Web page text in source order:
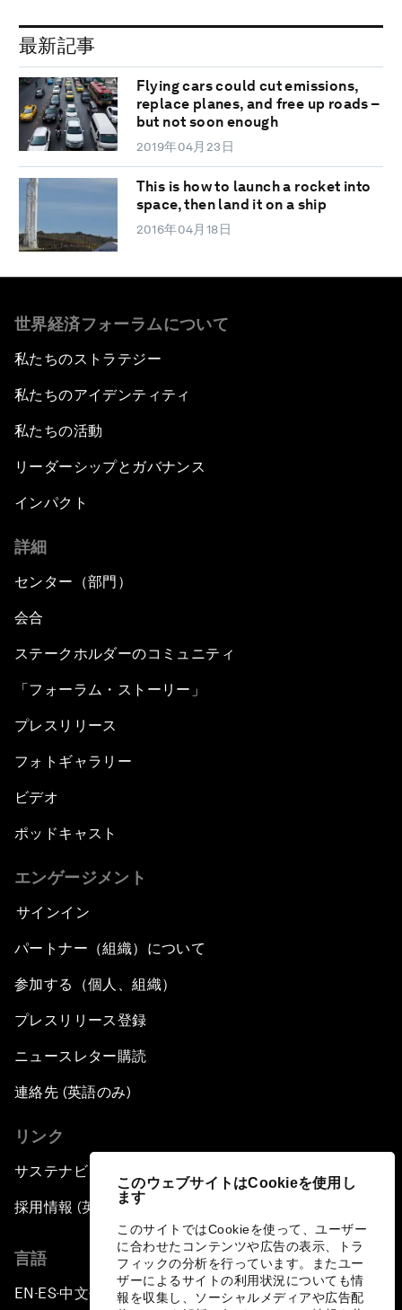
このウェブサイトはCookieを使用し
ます
このサイトではCookieを使って、ユーザー
に合わせたコンテンツや広告の表示、トラ
フィックの分析を行っています。またユー
ザーによるサイトの利用状況についても情
報を収集し、ソーシャルメディアや広告配
最新記事
Flying cars could cut emissions,
replace planes, and free up roads –
but not soon enough
2019年04月23日
This is how to launch a rocket into
space, then land it on a ship
2016年04月18日
世界経済フォーラムについて
私たちのストラテジー
私たちのアイデンティティ
私たちの活動
リーダーシップとガバナンス
インパクト
詳細
センター（部門）
会合
ステークホルダーのコミュニティ
「フォーラム・ストーリー」
プレスリリース
フォトギャラリー
ビデオ
ポッドキャスト
エンゲージメント
サインイン
パートナー（組織）について
参加する（個人、組織）
プレスリリース登録
ニュースレター購読
連絡先 (英語のみ)
リンク
サステナビリティへの取り組み
採用情報 (英語のみ)
言語
EN ▪ES▪中文▪ 日本語